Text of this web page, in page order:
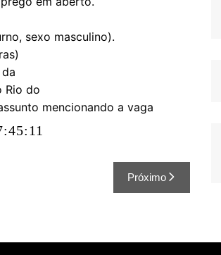
sexo masculino).
Rio do
mencionando a vaga
Próximo